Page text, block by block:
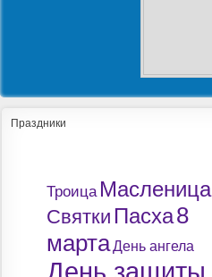
Праздники
Троица Масленица
Святки Пасха8
мартаДень ангела
День защиты